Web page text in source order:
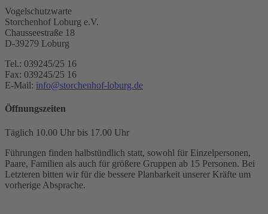
Vogelschutzwarte
Storchenhof Loburg e.V.
Chausseestraße 18
D-39279 Loburg
Tel.: 039245/25 16
Fax: 039245/25 16
E-Mail: info@storchenhof-loburg.de
Öffnungszeiten
Täglich 10.00 Uhr bis 17.00 Uhr
Führungen finden halbstündlich statt, sowohl für Einzelpersonen,
Paare, Familien als auch für größere Gruppen ab 15 Personen. Bei
Letzteren bitten wir für die bessere Planbarkeit unserer Kräfte um
vorherige Absprache.